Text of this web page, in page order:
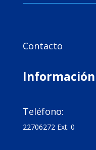
Contacto
Teléfono:
22706272 Ext. 0